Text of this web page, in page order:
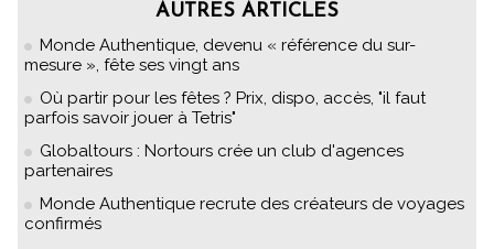
AUTRES ARTICLES
Monde Authentique, devenu « référence du sur-
mesure », fête ses vingt ans
Où partir pour les fêtes ? Prix, dispo, accès, "il faut
parfois savoir jouer à Tetris"
Globaltours : Nortours crée un club d'agences
partenaires
Monde Authentique recrute des créateurs de voyages
confirmés